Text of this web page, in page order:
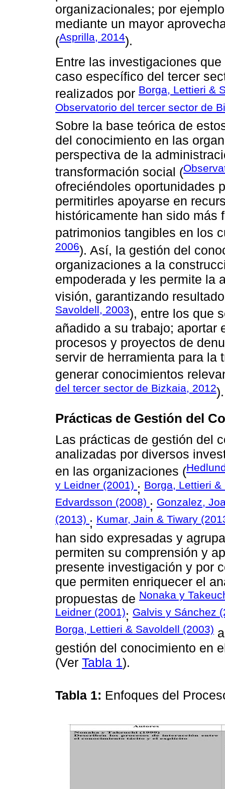
organizacionales; por
mediante un mayor
(Asprilla, 2014).
Entre las investigaciones
caso específico del tercer
realizados por Borga, Lettieri &
Observatorio del tercer sector de
Sobre la base teórica de
del conocimiento en las
perspectiva de la
transformación social (
ofreciéndoles oportunidades
permitirles apoyarse en
históricamente han sido más
patrimonios tangibles en los
2006). Así, la gestión del
organizaciones a la
empoderada y les permite la
visión, garantizando
Savoldell, 2003), entre los que
añadido a su trabajo; aportar
procesos y proyectos de
servir de herramienta para la
generar conocimientos
del tercer sector de Bizkaia, 2012).
Prácticas de Gestión del
Las prácticas de gestión del
analizadas por diversos
en las organizaciones (
y Leidner (2001) ; Borga, Lettieri
Edvardsson (2008) ; Gonzalez,
(2013) ; Kumar, Jain & Tiwary
han sido expresadas y
permiten su comprensión y
presente investigación y por
que permiten enriquecer el
propuestas de Nonaka y
Leidner (2001); Galvis y Sánchez
Borga, Lettieri & Savoldell (2003)
gestión del conocimiento en
(Ver Tabla 1).
Tabla 1: Enfoques del